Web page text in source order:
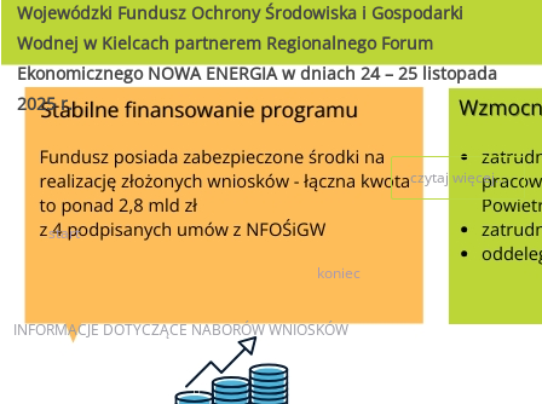
Wojewódzki Fundusz Ochrony Środowiska i Gospodarki
Wodnej w Kielcach partnerem Regionalnego Forum
Ekonomicznego NOWA ENERGIA w dniach 24 – 25 listopada
2025 r.
czytaj więcej...
start 7 8 9 10 11
14
koniec
INFORMACJEDOTYCZĄCE NABORÓW WNIOSKÓW
AKTUALNE NABORY